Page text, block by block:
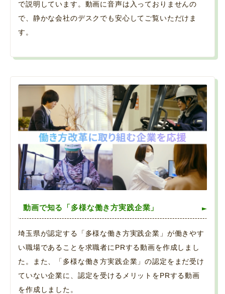
で説明しています。動画に音声は入っておりませんの
で、静かな会社のデスクでも安心してご覧いただけま
す。
動画で知る「多様な働き方実践企業」
埼玉県が認定する「多様な働き方実践企業」が働きやす
い職場であることを求職者にPRする動画を作成しまし
た。また、「多様な働き方実践企業」の認定をまだ受け
ていない企業に、認定を受けるメリットをPRする動画
を作成しました。